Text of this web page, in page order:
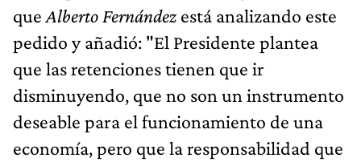
que Alberto Fernández está analizando este
pedido y añadió: "El Presidente plantea
que las retenciones tienen que ir
disminuyendo, que no son un instrumento
deseable para el funcionamiento de una
economía, pero que la responsabilidad que